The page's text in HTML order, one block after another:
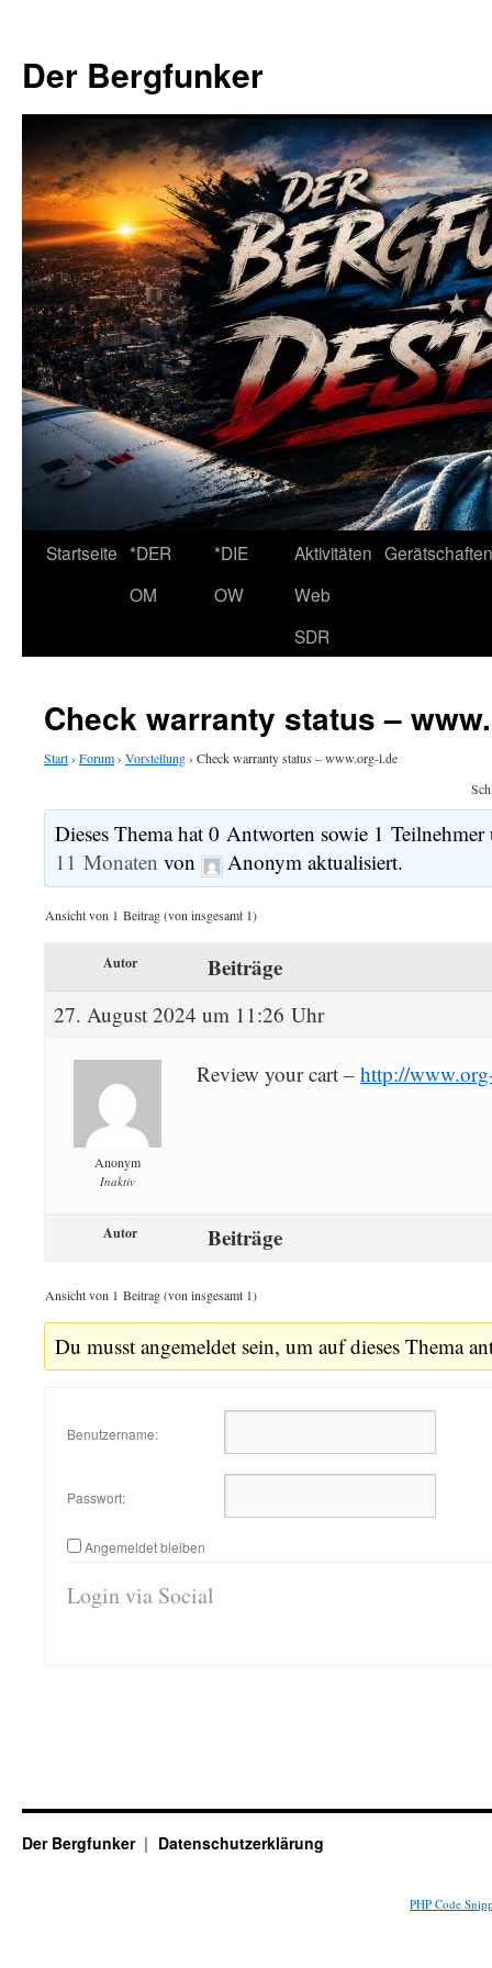
springen
Der Bergfunker
Startseite *DER
OM
*DIE
OW
Aktivitäten Gerätschaften
Web
SDR
Check warranty status –
Start› Forum› Vorstellung› Check warranty status – www.org-l.de
Dieses Thema hat 0 Antworten sowie 1
11 Monaten von Anonym aktualisiert.
Ansicht von 1 Beitrag (von insgesamt 1)
Autor Beiträge
27. August 2024 um 11:26 Uhr
Anonym
Inaktiv
Review your cart – http://
Autor Beiträge
Ansicht von 1 Beitrag (von insgesamt 1)
Du musst angemeldet sein, um auf dieses Thema
Benutzername:
Passwort:
Angemeldet bleiben
Login via Social
Der Bergfunker Datenschutzerklärung
PHP Code